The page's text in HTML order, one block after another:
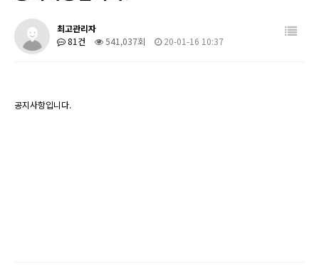
최고관리자
81건
541,037회 20-01-16 10:37
공지사항입니다.